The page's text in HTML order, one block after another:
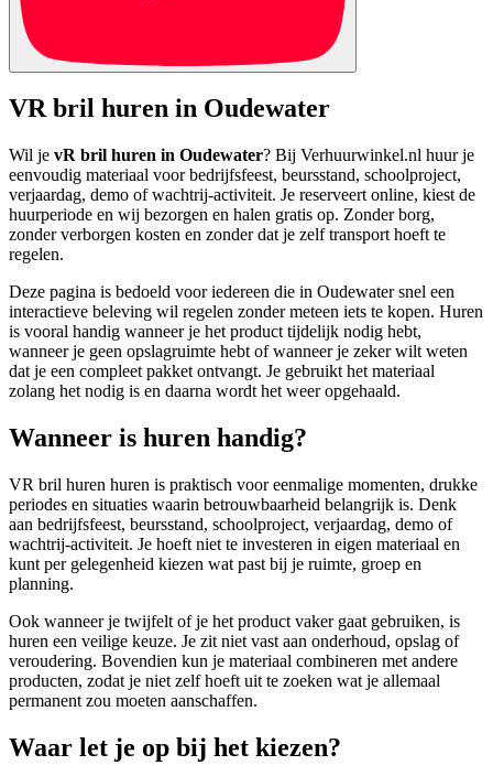
VR bril huren in Oudewater
Wil je vR bril huren in Oudewater? Bij Verhuurwinkel.nl huur je
eenvoudig materiaal voor bedrijfsfeest, beursstand, schoolproject,
verjaardag, demo of wachtrij-activiteit. Je reserveert online, kiest de
huurperiode en wij bezorgen en halen gratis op. Zonder borg,
zonder verborgen kosten en zonder dat je zelf transport hoeft te
regelen.
Deze pagina is bedoeld voor iedereen die in Oudewater snel een
interactieve beleving wil regelen zonder meteen iets te kopen. Huren
is vooral handig wanneer je het product tijdelijk nodig hebt,
wanneer je geen opslagruimte hebt of wanneer je zeker wilt weten
dat je een compleet pakket ontvangt. Je gebruikt het materiaal
zolang het nodig is en daarna wordt het weer opgehaald.
Wanneer is huren handig?
VR bril huren huren is praktisch voor eenmalige momenten, drukke
periodes en situaties waarin betrouwbaarheid belangrijk is. Denk
aan bedrijfsfeest, beursstand, schoolproject, verjaardag, demo of
wachtrij-activiteit. Je hoeft niet te investeren in eigen materiaal en
kunt per gelegenheid kiezen wat past bij je ruimte, groep en
planning.
Ook wanneer je twijfelt of je het product vaker gaat gebruiken, is
huren een veilige keuze. Je zit niet vast aan onderhoud, opslag of
veroudering. Bovendien kun je materiaal combineren met andere
producten, zodat je niet zelf hoeft uit te zoeken wat je allemaal
permanent zou moeten aanschaffen.
Waar let je op bij het kiezen?